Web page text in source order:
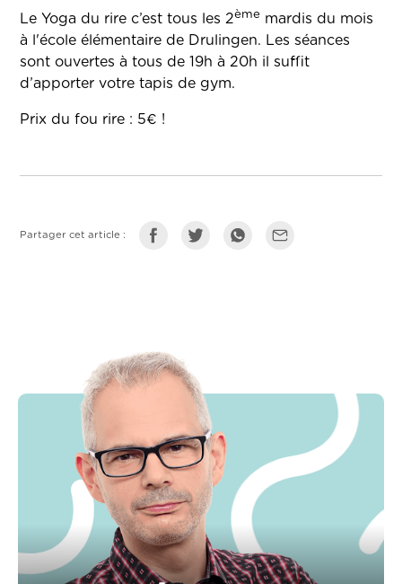
Le Yoga du rire c’est tous les 2ème mardis du mois
à l'école élémentaire de Drulingen. Les séances
sont ouvertes à tous de 19h à 20h il suffit
d’apporter votre tapis de gym.
Prix du fou rire : 5€ !
Partager cet article :